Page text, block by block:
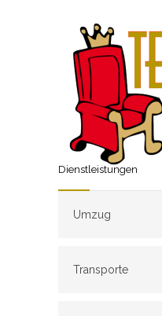
Dienstleistungen
Umzug
Transporte